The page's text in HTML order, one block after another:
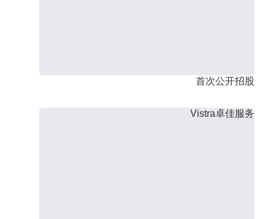
首次公开招股
Vistra卓佳服务